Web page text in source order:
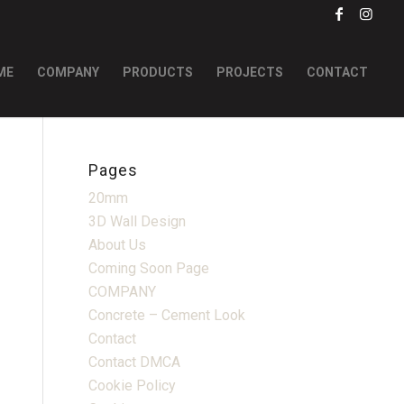
COMPANY PRODUCTS PROJECTS CONTACT
Pages
20mm
3D Wall Design
About Us
Coming Soon Page
COMPANY
Concrete – Cement Look
Contact
Contact DMCA
Cookie Policy